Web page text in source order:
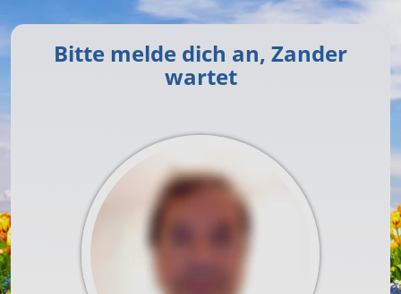
Bitte melde dich an, Zander
wartet